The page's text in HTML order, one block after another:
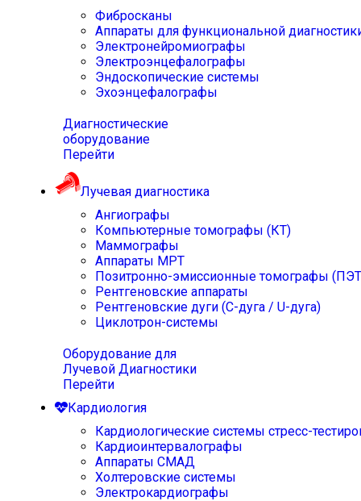
Фибросканы
Аппараты для функциональной
Электронейромиографы
Электроэнцефалографы
Эндоскопические системы
Эхоэнцефалографы
Диагностические
оборудование
Перейти
Лучевая диагностика
Ангиографы
Компьютерные томографы (КТ)
Маммографы
Аппараты МРТ
Позитронно-эмиссионные томографы
Рентгеновские аппараты
Рентгеновские дуги (С-дуга / U-дуга)
Циклотрон-системы
Оборудование для
Лучевой Диагностики
Перейти
Кардиология
Кардиологические системы стресс-
Кардиоинтервалографы
Аппараты СМАД
Холтеровские системы
Электрокардиографы